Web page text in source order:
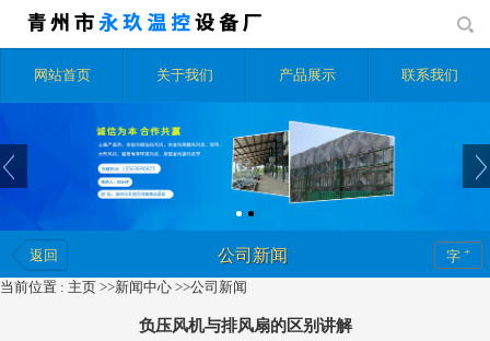
网站首页 关于我们 产品展示 联系我们
返回 公司新闻 字 +
当前位置 : 主页 >>新闻中心 >>公司新闻
负压风机与排风扇的区别讲解